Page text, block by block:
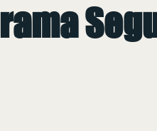
NaN de 5 estrelas.